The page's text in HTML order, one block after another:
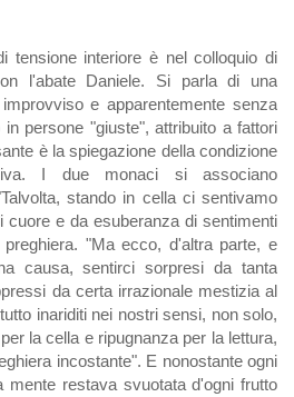
interiore è nel colloquio di
l'abate Daniele. Si parla di una
e apparentemente senza
persone "giuste", attribuito a fattori
è la spiegazione della condizione
I due monaci si associano
stando in cella ci sentivamo
cuore e da esuberanza di sentimenti
"Ma ecco, d'altra parte, e
causa, sentirci sorpresi da tanta
da certa irrazionale mestizia al
inariditi nei nostri sensi, non solo,
la cella e ripugnanza per la lettura,
incostante". E nonostante ogni
mente restava svuotata d'ogni frutto